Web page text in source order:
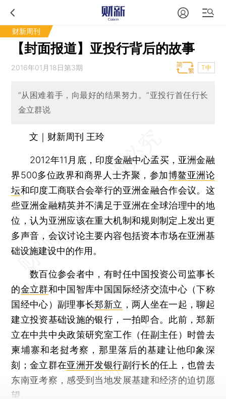
财新周刊
【封面报道】亚投行背后的故事
2016年01月18日第3期 T中
“从困难着手，向最好的结果努力。”亚投行首任行长
金立群说
文｜财新周刊 王玲
2012年11月底，印度金融中心孟买，亚洲金融
界500多位政界和商界人士齐聚，参加博鳌亚洲论
坛和印度工商联合会举行的亚洲金融合作会议。这
些亚洲金融精英并不满足于亚洲在全球治理中的地
位，认为亚洲应该在重大机制和规则制定上发出更
多声音，会议讨论主要内容包括资本市场在亚洲基
础设施建设中的作用。
数百位参会者中，有时任中国投资公司监事长
的金立群和中国智库中国国际经济交流中心（下称
国经中心）副理事长郑新立 ，两人坐在一起，聊起
建立投资基础设施的银行，一拍即合。此前，郑新
立在中共中央政策研究室工作（任副主任）时曾去
柬埔寨和老挝考察，那里落后的基建让他印象深
刻；金立群在亚洲开发银行副行长的任上，也曾去
东南亚考察，感受到当地发展基建和经济的迫切愿
望。